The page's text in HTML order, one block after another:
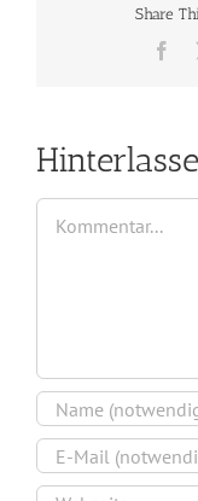
Share
Kommentar